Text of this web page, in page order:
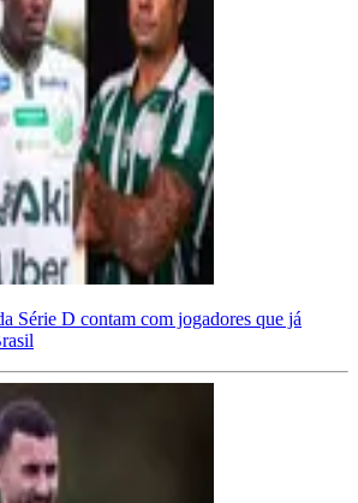
Série D contam com jogadores que já